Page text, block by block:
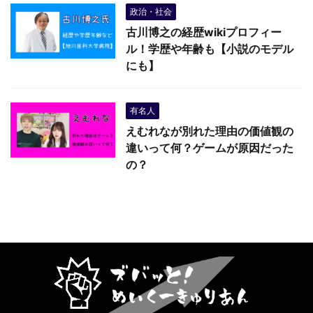
政治・社会
古川博之の経歴wikiプロフィー
ル！学歴や年齢も【小説のモデル
にも】
有名人
えむれなが別れた理由の価値観の
違いって何？ゲームが原因だった
の？